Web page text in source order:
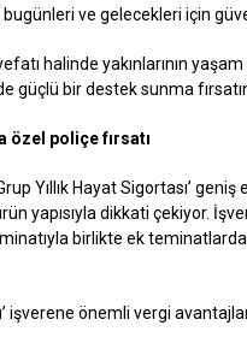
bugünleri ve gelecekleri için
halinde yakınlarının
güçlü bir destek sunma
özel poliçe fırsatı
Yıllık Hayat Sigortası’
yapısıyla dikkati çekiyor.
birlikte ek
işverene önemli vergi